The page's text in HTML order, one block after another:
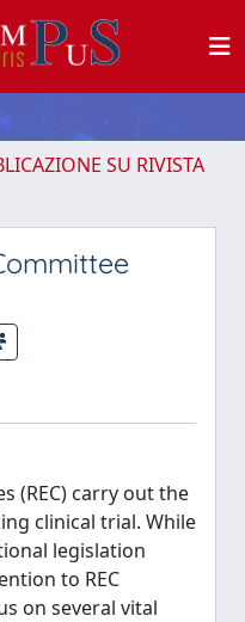
SU RIVISTA
(REC) carry out the
clinical trial. While
legislation
to REC
on several vital